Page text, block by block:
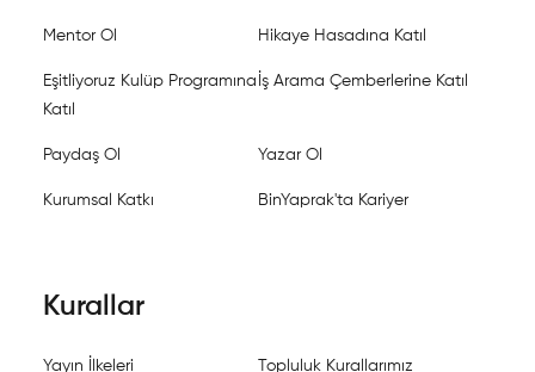
Mentor Ol Hikaye Hasadına Katıl
Eşitliyoruz Kulüp Programına
Katıl
İş Arama Çemberlerine Katıl
Paydaş Ol Yazar Ol
Kurumsal Katkı BinYaprak'ta Kariyer
Kurallar
Yayın İlkeleri Topluluk Kurallarımız